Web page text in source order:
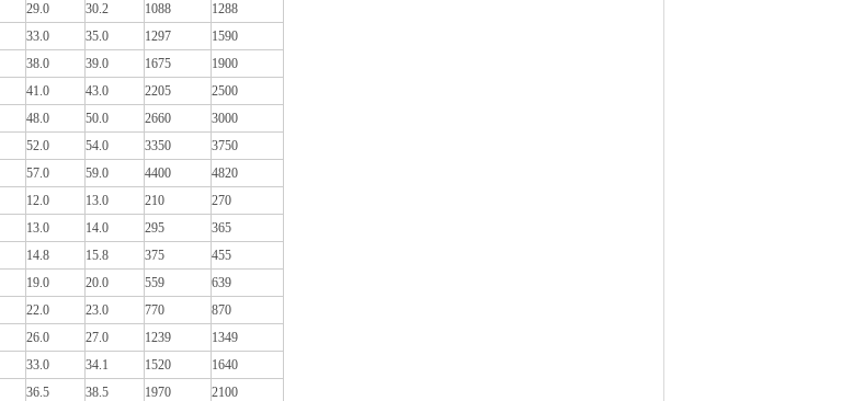
29.0 30.2 1088
1288
33.0 35.0 1297
1590
38.0 39.0 1675
1900
41.0 43.0 2205
2500
48.0 50.0 2660
3000
52.0 54.0 3350
3750
57.0 59.0 4400
4820
12.0 13.0 210
270
13.0 14.0 295
365
14.8 15.8 375
455
19.0 20.0 559
639
22.0 23.0 770
870
26.0 27.0 1239
1349
33.0 34.1 1520
1640
36.5 38.5 1970
2100